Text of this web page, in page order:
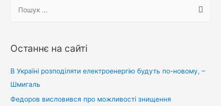
пропагандисту
у
:
Останнє на сайті
В Україні розподіляти електроенергію будуть по-новому, –
Шмигаль
Федоров висловився про можливості знищення